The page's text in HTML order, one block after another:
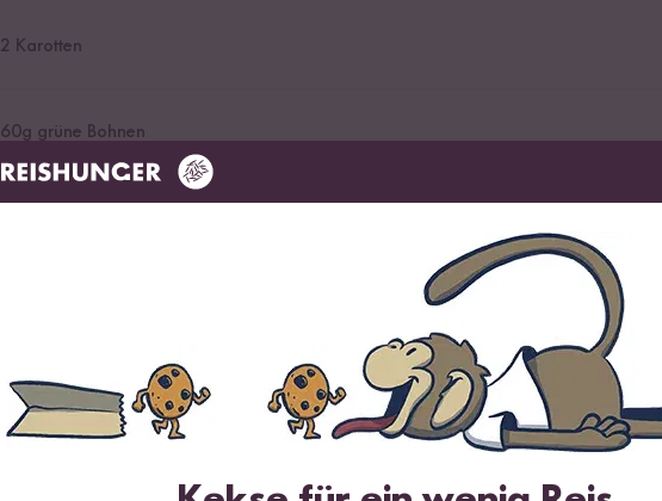
2 Karotten
60g grüne Bohnen
1TL Sesamkörner
Geröstete Sesam Körner zur Veredelung von Sushi und mehr